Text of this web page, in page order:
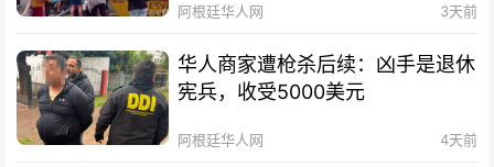
阿根廷华人网 3天前
华人商家遭枪杀后续：凶手是退休
宪兵，收受5000美元
阿根廷华人网 4天前